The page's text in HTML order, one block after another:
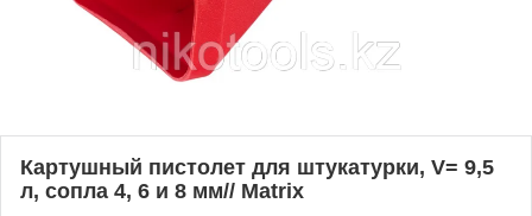
Картушный пистолет для штукатурки, V= 9,5
л, сопла 4, 6 и 8 мм// Matrix